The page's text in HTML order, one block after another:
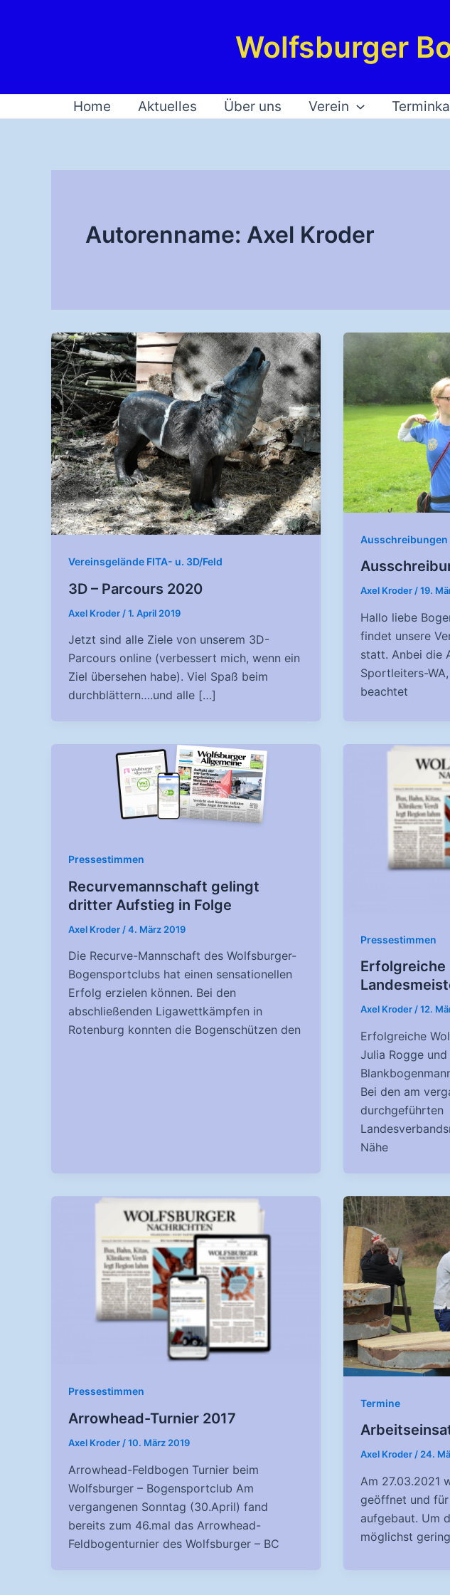
Wolfsburger
Home Aktuelles Über uns Verein
Autorenname: Axel Kroder
Vereinsgelände FITA- u. 3D/Feld
3D – Parcours 2020
Axel Kroder /1. April 2019
Jetzt sind alle Ziele von unserem 3D-
Parcours online (verbessert mich, wenn ein
Ziel übersehen habe). Viel Spaß beim
durchblättern….und alle […]
Ausschreibungen
Axel Kroder/19.
Hallo liebe
findet unsere
statt. Anbei die
Sportleiters-
beachtet
Pressestimmen
Recurvemannschaft gelingt
dritter Aufstieg in Folge
Axel Kroder /4. März 2019
Die Recurve-Mannschaft des Wolfsburger-
Bogensportclubs hat einen sensationellen
Erfolg erzielen können. Bei den
abschließenden Ligawettkämpfen in
Rotenburg konnten die Bogenschützen den
Pressestimmen
Erfolgreiche
Axel Kroder/12.
Erfolgreiche
Julia Rogge
Bei den am
durchgeführten
Nähe
Pressestimmen
Arrowhead-Turnier 2017
Axel Kroder /10. März 2019
Arrowhead-Feldbogen Turnier beim
Wolfsburger – Bogensportclub Am
vergangenen Sonntag (30.April) fand
bereits zum 46.mal das Arrowhead-
Feldbogenturnier des Wolfsburger – BC
Termine
Axel Kroder/24.
Am 27.03.2021
geöffnet und
aufgebaut. Um
möglichst